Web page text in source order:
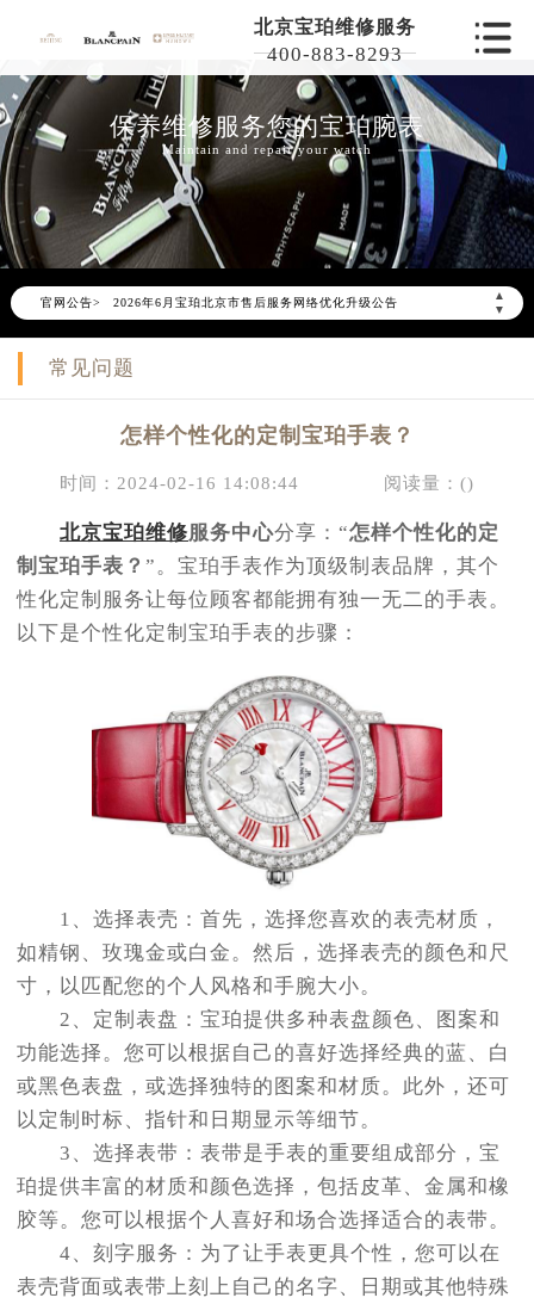
北京宝珀维修服务
400-883-8293
保养维修服务您的宝珀腕表
Maintain and repair your watch
官网公告>
▲
▼
2026年6月宝珀北京市售后服务网络优化升级公告
2026年6月北京市宝珀官方售后客户服务热线：400-801-5523
2026年6月宝珀售后服务中心最新网点地址：
节假日正常营业！
常见问题
怎样个性化的定制宝珀手表？
时间：2024-02-16 14:08:44 阅读量：()
北京宝珀维修服务中心分享：“怎样个性化的定
制宝珀手表？ ”。宝珀手表作为顶级制表品牌，其个
性化定制服务让每位顾客都能拥有独一无二的手表。
以下是个性化定制宝珀手表的步骤：
1、选择表壳：首先，选择您喜欢的表壳材质，
如精钢、玫瑰金或白金。然后，选择表壳的颜色和尺
寸，以匹配您的个人风格和手腕大小。
2、定制表盘：宝珀提供多种表盘颜色、图案和
功能选择。您可以根据自己的喜好选择经典的蓝、白
或黑色表盘，或选择独特的图案和材质。此外，还可
以定制时标、指针和日期显示等细节。
3、选择表带：表带是手表的重要组成部分，宝
珀提供丰富的材质和颜色选择，包括皮革、金属和橡
胶等。您可以根据个人喜好和场合选择适合的表带。
4、刻字服务：为了让手表更具个性，您可以在
表壳背面或表带上刻上自己的名字、日期或其他特殊